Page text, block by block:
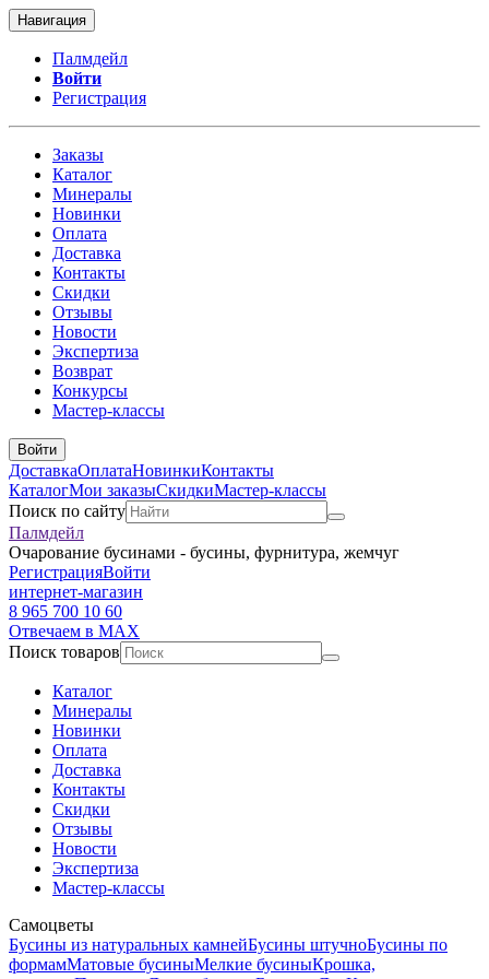
Навигация
Палмдейл
Войти
Регистрация
Заказы
Каталог
Минералы
Новинки
Оплата
Доставка
Контакты
Скидки
Отзывы
Новости
Экспертиза
Возврат
Конкурсы
Мастер-классы
Войти
ДоставкаОплатаНовинкиКонтакты
КаталогМои заказыСкидкиМастер-классы
Поиск по сайту
Палмдейл
Очарование бусинами - бусины, фурнитура, жемчуг
РегистрацияВойти
интернет-магазин
8 965 700 10 60
Отвечаем в MAX
Поиск товаров
Каталог
Минералы
Новинки
Оплата
Доставка
Контакты
Скидки
Отзывы
Новости
Экспертиза
Мастер-классы
Самоцветы
Бусины из натуральных камнейБусины штучноБусины по
формамМатовые бусиныМелкие бусиныКрошка,